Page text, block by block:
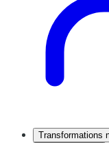
Transformations